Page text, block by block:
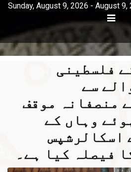
فلسطینی
سے
منصفانہ موقف
وہاں کے
اسکالرشپس
فیصلہ کیا ہے۔